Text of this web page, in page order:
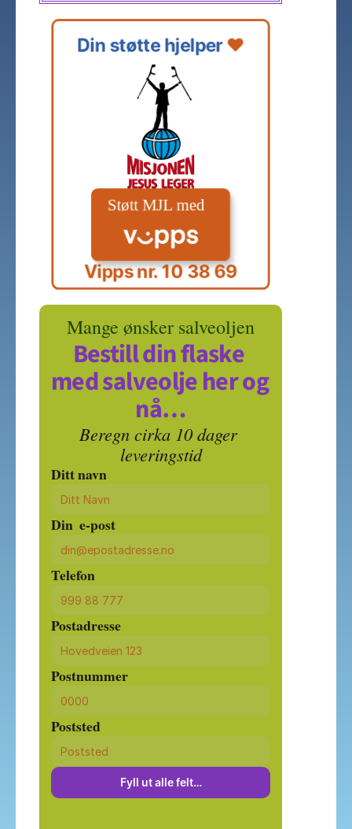
Din støtte hjelper ❤️
Vipps nr. 10 38 69
Mange ønsker salveoljen
Bestill din flaske
med salveolje her og
nå…
Beregn cirka 10 dager
leveringstid
Ditt navn
Din  e-post
Telefon
Postadresse
Postnummer
Poststed
Fyll ut alle felt…